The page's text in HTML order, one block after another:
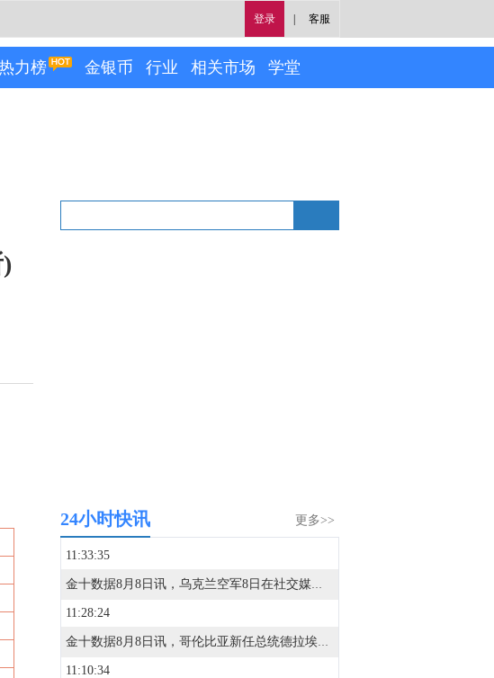
登录 客服
力榜 金银币 行业 相关市场 学堂
更多>>
24小时快讯
11:33:35
金十数据8月8日讯，乌克兰空军8日在社交媒体称，乌克兰首都基辅，以及敖德萨州等多地有无人机来袭风险。基辅市军事管理局称，由于无人机和弹道导弹威胁，基辅市拉响防空警报。该部门还称，基辅一处燃料库起火，但未说明具体原因。据俄罗斯方面8日凌晨消息，俄罗斯萨马拉州、萨拉托夫州等多地有导弹来袭风险。今天已有十多个俄罗斯机场暂停航班起降。（央视新闻）
11:28:24
金十数据8月8日讯，哥伦比亚新任总统德拉埃斯普列亚7日在哥西南部城市卡利举行的总统就职仪式上发表演说，宣布政府将很快公布毒品恐怖组织名单，加大对毒品犯罪的打击力度。德拉埃斯普列亚说，新政府将把恢复国家安全和权威作为重点，要求武装部队和警察打击所有犯罪团伙，并通过根除非法作物等措施打击毒品犯罪。（新华社）
11:10:34